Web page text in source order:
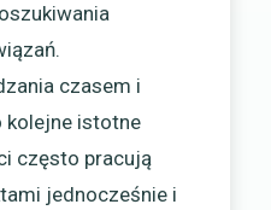
czasem i
kolejne istotne
często pracują
jednocześnie i